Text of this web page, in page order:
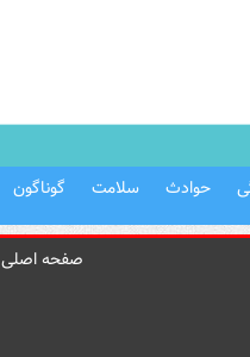
حوادث سلامت گوناگون
صفحه اصلی